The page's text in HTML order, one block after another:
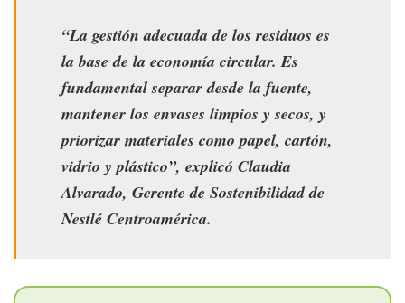
“La gestión adecuada de los residuos es
la base de la economía circular. Es
fundamental separar desde la fuente,
mantener los envases limpios y secos, y
priorizar materiales como papel, cartón,
vidrio y plástico”, explicó Claudia
Alvarado, Gerente de Sostenibilidad de
Nestlé Centroamérica.